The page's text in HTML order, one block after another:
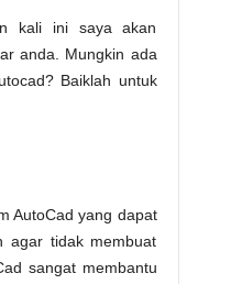
kali ini saya akan
anda. Mungkin ada
Baiklah untuk
AutoCad yang dapat
agar tidak membuat
sangat membantu